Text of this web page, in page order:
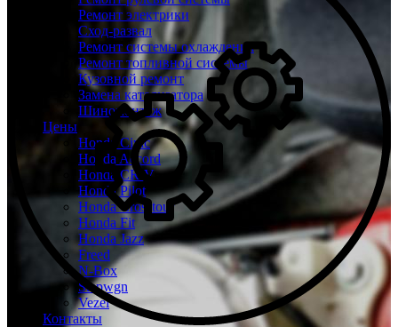
Ремонт электрики
Сход-развал
Ремонт системы охлаждения
Ремонт топливной системы
Кузовной ремонт
Замена катализатора
Шиномонтаж
Цены
Honda Civic
Honda Accord
Honda CR-V
Honda Pilot
Honda Crosstour
Honda Fit
Honda Jazz
Freed
N-Box
Stepwgn
Vezel
Контакты